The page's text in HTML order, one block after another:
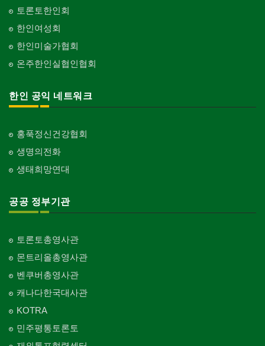
토론토한인회
한인여성회
한인미술가협회
온주한인실협인협회
한인 공익 네트워크
홍푹정신건강협회
생명의전화
생태희망연대
공공 정부기관
토론토총영사관
몬트리올총영사관
벤쿠버총영사관
캐나다한국대사관
KOTRA
민주평통토론토